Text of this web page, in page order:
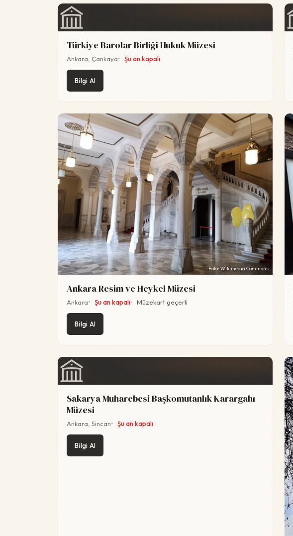
Türkiye Barolar Birliği Hukuk Müzesi
Ankara, Çankaya Şu an kapalı
Bilgi Al
Foto: Wikimedia Commons
Ankara Resim ve Heykel Müzesi
Ankara Şu an kapalı Müzekart geçerli
Bilgi Al
Sakarya Muharebesi Başkomutanlık Karargahı
Müzesi
Ankara, Sincan Şu an kapalı
Bilgi Al